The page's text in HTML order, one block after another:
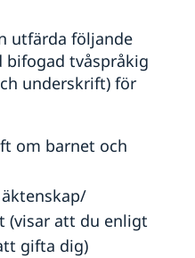
utfärda följande
tvåspråkig
underskrift) för
om barnet och
(visar att du enligt
gifta dig)